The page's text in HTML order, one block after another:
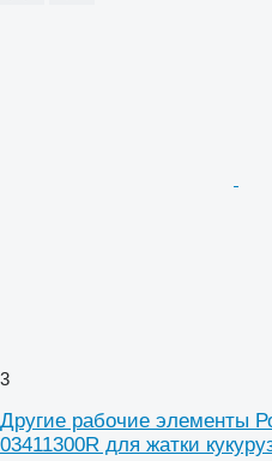
3
Другие рабочие элементы
03411300R для жатки